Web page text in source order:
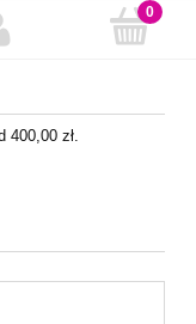
400,00 zł.